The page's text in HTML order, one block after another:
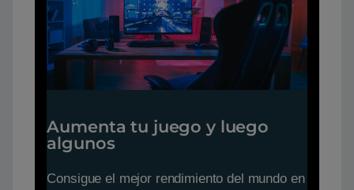
Aumenta tu juego y luego
algunos
Consigue el mejor rendimiento del mundo en